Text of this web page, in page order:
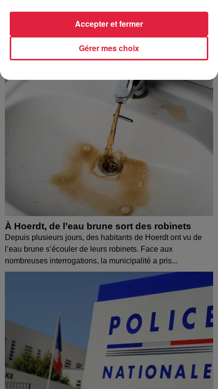
À découvrir également
À Hoerdt, de l’eau brune sort des robinets
Depuis plusieurs jours, des habitants de Hoerdt ont vu de
l’eau brune s’écouler de leurs robinets. Face aux
nombreuses interrogations, la municipalité a pris...
Gérer mes choix
Accepter et fermer